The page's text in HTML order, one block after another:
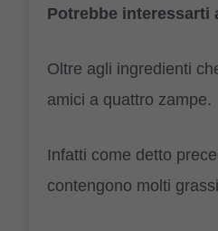
Potrebbe interessarti
Oltre agli ingredienti
amici a quattro zampe.
Infatti come detto
contengono molti